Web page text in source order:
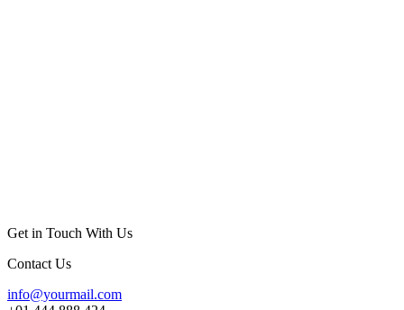
Get in Touch With Us
Contact Us
info@yourmail.com